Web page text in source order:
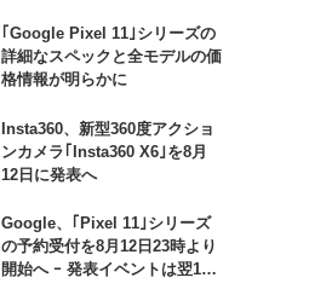
｢Google Pixel 11｣シリーズの
詳細なスペックと全モデルの価
格情報が明らかに
Insta360、新型360度アクショ
ンカメラ｢Insta360 X6｣を8月
12日に発表へ
Google、｢Pixel 11｣シリーズ
の予約受付を8月12日23時より
開始へ ｰ 発表イベントは翌13